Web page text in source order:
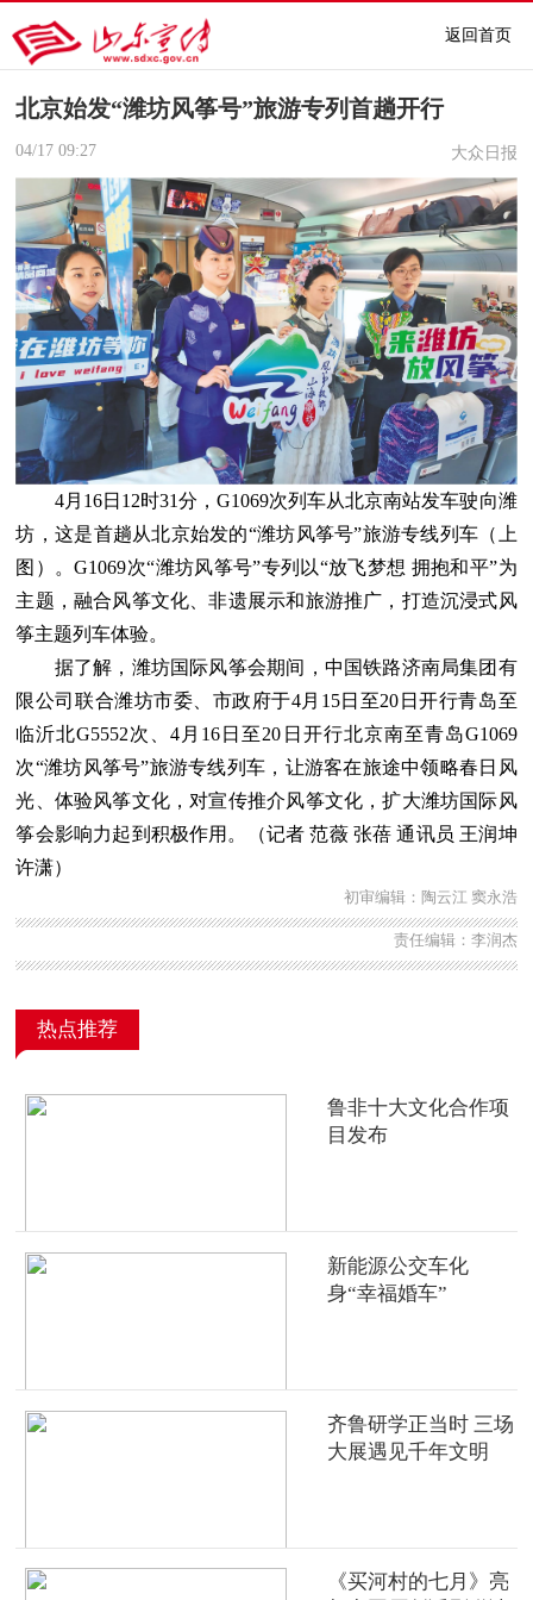
返回首页
北京始发“潍坊风筝号”旅游专列首趟开行
04/17 09:27 大众日报
4月16日12时31分，G1069次列车从北京南站发车驶向潍
坊，这是首趟从北京始发的“潍坊风筝号”旅游专线列车（上
图）。G1069次“潍坊风筝号”专列以“放飞梦想 拥抱和平”为
主题，融合风筝文化、非遗展示和旅游推广，打造沉浸式风
筝主题列车体验。
据了解，潍坊国际风筝会期间，中国铁路济南局集团有
限公司联合潍坊市委、市政府于4月15日至20日开行青岛至
临沂北G5552次、4月16日至20日开行北京南至青岛G1069
次“潍坊风筝号”旅游专线列车，让游客在旅途中领略春日风
光、体验风筝文化，对宣传推介风筝文化，扩大潍坊国际风
筝会影响力起到积极作用。（记者 范薇 张蓓 通讯员 王润坤
许潇）
初审编辑：陶云江 窦永浩
责任编辑：李润杰
热点推荐
鲁非十大文化合作项
目发布
新能源公交车化
身“幸福婚车”
齐鲁研学正当时 三场
大展遇见千年文明
《买河村的七月》亮